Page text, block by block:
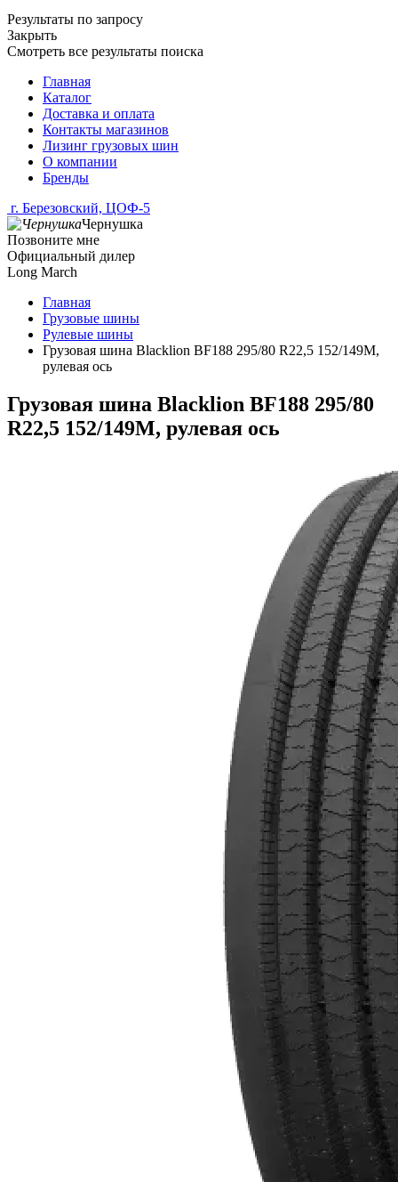
Результаты по запросу
Закрыть
Смотреть все результаты поиска
Главная
Каталог
Доставка и оплата
Контакты магазинов
Лизинг грузовых шин
О компании
Бренды
г. Березовский, ЦОФ-5
Чернушка
Позвоните мне
Официальный дилер
Long March
Главная
Грузовые шины
Рулевые шины
Грузовая шина Blacklion BF188 295/80 R22,5 152/149M,
рулевая ось
Грузовая шина Blacklion BF188 295/80
R22,5 152/149M, рулевая ось